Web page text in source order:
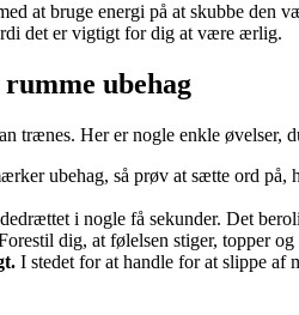
at bruge energi på at skubbe
det er vigtigt for dig at være ærlig.
ubehag
trænes. Her er nogle enkle øvelser,
ubehag, så prøv at sætte ord på,
i nogle få sekunder. Det
dig, at følelsen stiger, topper
I stedet for at handle for at slippe af